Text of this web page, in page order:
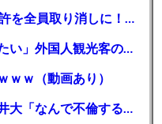
【芸能】高橋真麻「80代で免許を全員取り消しに！」 高齢ドライバーの事故問題で、高齢者の運転免許取り消し法を提案
【🗻】「富士山きれいに撮りたい」外国人観光客のレンタカー事故が急増…「ハンドルが逆で慣れず」、道の狭さも
ｗｗ（動画あり）
シンガーソングライター・平井大「なんで不倫するか知ってる？妥協で結婚するからさ。」←浅すぎると大炎上